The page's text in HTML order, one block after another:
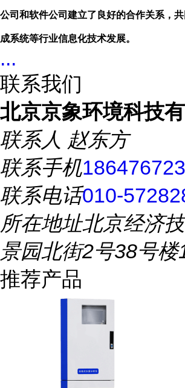
公司和软件公司建立了良好的合作关系，
成系统等行业信息化技术发展。
...
联系我们
北京京象环境科技
联系人 赵东方
联系手机
联系电话010-
所在地址北京经济
景园北街2号38号
推荐产品